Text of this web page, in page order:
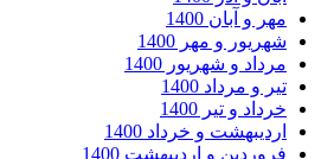
و آبان 1400
و مهر 1400
و شهریور 1400
و مرداد 1400
و تیر 1400
و خرداد 1400
و اردیبهشت 1400